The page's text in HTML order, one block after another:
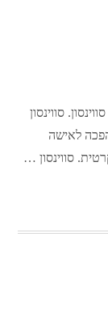
סווינסון
לאישה
סווינסון …